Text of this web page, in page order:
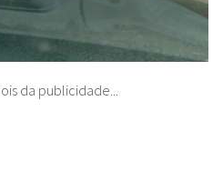
da publicidade...